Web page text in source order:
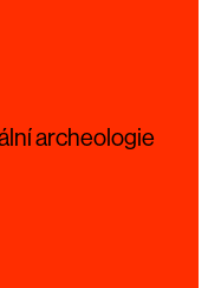
archeologie